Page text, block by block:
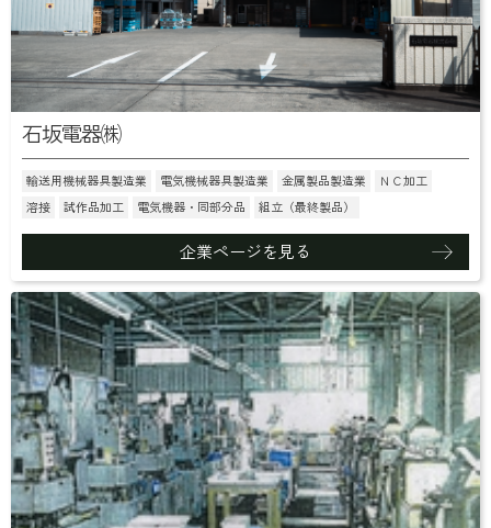
石坂電器㈱
輸送用機械器具製造業 電気機械器具製造業 金属製品製造業
ＮＣ加工
溶接
試作品加工 電気機器・同部分品 組立（最終製品）
企業ページを見る